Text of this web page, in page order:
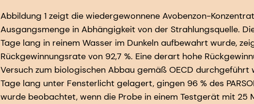
Abbildung 1 zeigt die wiedergewonnene Avobenzon-
Ausgangsmenge in Abhängigkeit von der Strahlungsquelle.
Tage lang in reinem Wasser im Dunkeln aufbewahrt wurde,
Rückgewinnungsrate von 92,7 %. Eine derart hohe
Versuch zum biologischen Abbau gemäß OECD durchgeführt
Tage lang unter Fensterlicht gelagert, gingen 96 % des
wurde beobachtet, wenn die Probe in einem Testgerät mit 25